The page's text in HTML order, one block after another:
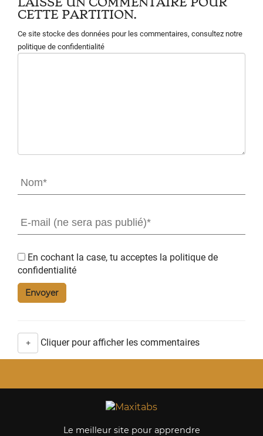
CETTE PARTITION.
Ce site stocke des données pour les commentaires, consultez notre
politique de confidentialité
En cochant la case, tu acceptes la politique de
confidentialité
+ Cliquer pour afficher les commentaires
Le meilleur site pour apprendre